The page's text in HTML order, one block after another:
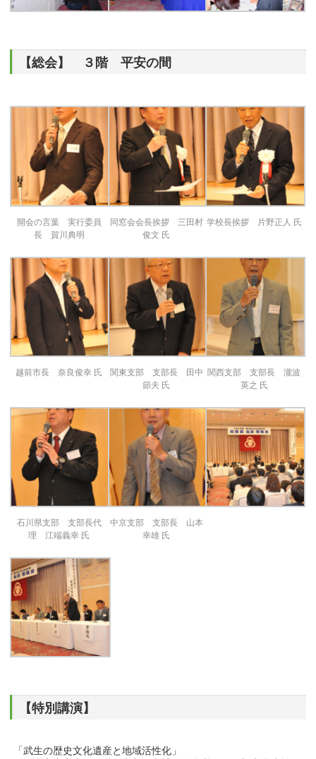
【総会】 ３階 平安の間
開会の言葉 実行委員
長 賀川典明
同窓会会長挨拶 三田村
俊文 氏
学校長挨拶 片野正人 氏
越前市長 奈良俊幸 氏
関東支部 支部長 田中
節夫 氏
関西支部 支部長 瀧波
英之 氏
石川県支部 支部長代
理 江端義幸 氏
中京支部 支部長 山本
幸雄 氏
【特別講演】
「武生の歴史文化遺産と地域活性化」